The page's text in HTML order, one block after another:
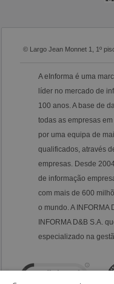
© Largo Jean Monnet 1, 1º
A eInforma é uma
líder no mercado de
100 anos. A base de
todas as empresas
por uma equipa de
qualificados, através
empresas. Desde
de informação
com mais de 600
o mundo. A
INFORMA D&B S.A.
especializado na